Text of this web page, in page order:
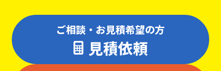
ご相談・お見積希望の方
見積依頼